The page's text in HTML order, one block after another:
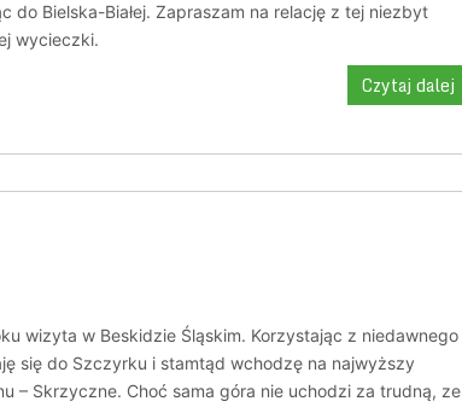
do Bielska-Białej. Zapraszam na relację z tej niezbyt
wycieczki.
Czytaj dalej
wizyta w Beskidzie Śląskim. Korzystając z niedawnego
się do Szczyrku i stamtąd wchodzę na najwyższy
– Skrzyczne. Choć sama góra nie uchodzi za trudną, ze